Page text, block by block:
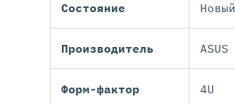
Состояние Новый
Производитель ASUS
Форм-фактор 4U